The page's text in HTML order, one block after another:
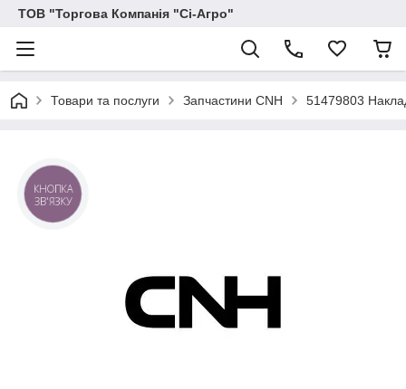
ТОВ "Торгова Компанія "Сі-Агро"
Товари та послуги Запчастини CNH 51479803
КНОПКА
ЗВ'ЯЗКУ